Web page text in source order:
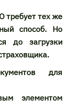
требует тех же
способ. Но
до загрузки
для
элементом